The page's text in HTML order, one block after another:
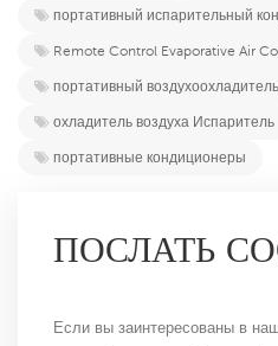
портативный испарительный
Remote Control Evaporative Air
портативный
охладитель воздуха Испаритель
портативные кондиционеры
ПОСЛАТЬ
Если вы заинтересованы в